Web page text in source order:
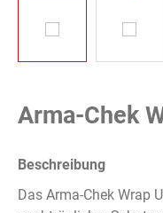
Arma-Chek
Beschreibung
Das Arma-Chek Wrap